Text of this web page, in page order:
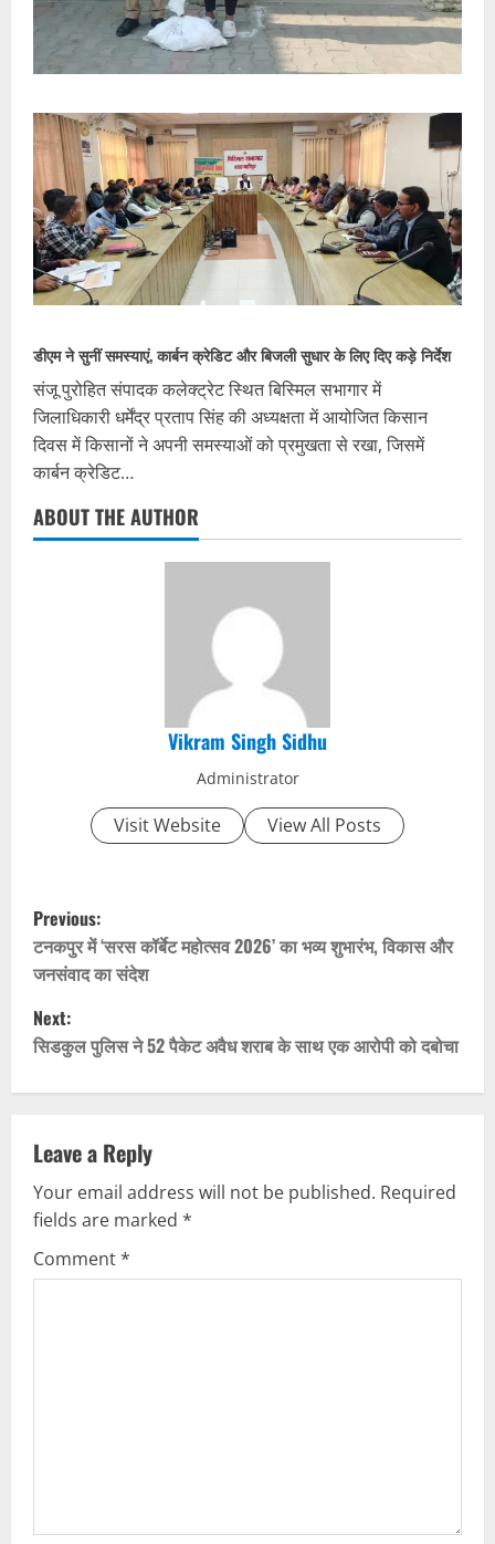
डीएम ने सुनीं समस्याएं, कार्बन क्रेडिट और बिजली सुधार के लिए दिए कड़े निर्देश
संजू पुरोहित संपादक कलेक्ट्रेट स्थित बिस्मिल सभागार में
जिलाधिकारी धर्मेंद्र प्रताप सिंह की अध्यक्षता में आयोजित किसान
दिवस में किसानों ने अपनी समस्याओं को प्रमुखता से रखा, जिसमें
कार्बन क्रेडिट…
ABOUT THE AUTHOR
Vikram Singh Sidhu
Administrator
Visit Website View All Posts
P
o
s
t
n
a
v
i
g
Previous:
टनकपुर में ‘सरस कॉर्बेट महोत्सव 2026’ का भव्य शुभारंभ, विकास और
जनसंवाद का संदेश
Next:
सिडकुल पुलिस ने 52 पैकेट अवैध शराब के साथ एक आरोपी को दबोचा
Leave a Reply
Your email address will not be published. Required
fields are marked *
Comment*